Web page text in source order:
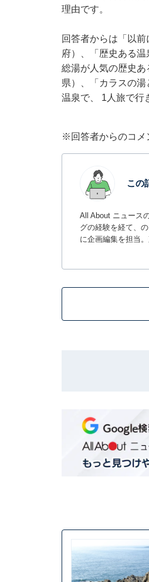
理由です。
回答者からは「以
府）、「歴史ある
総湯が人気の歴史
県）、「カラスの
温泉で、 1人旅で行
※回答者からのコメ
この
All About ニュース
グの経験を経て、
に企画編集を担当